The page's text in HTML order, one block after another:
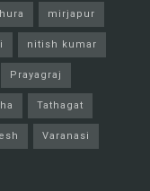
mirjapur
nitish kumar
Prayagraj
Tathagat
Varanasi